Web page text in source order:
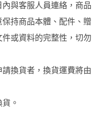
與客服人員連絡，商品
持商品本體、配件、贈
或資料的完整性，切勿
請換貨者，換貨運費將由
。